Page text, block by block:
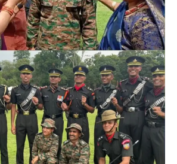
अल्मोड़ा उत्तराखण्ड कुमाऊं ख़बरें
रानीखेत में शिक्षा-स्वास्थ्य व्यवस्था पर फूटा
कांग्रेस का गुस्सा, मंत्री और सरकार का पुतला
फूंका
Admin August 6, 2026